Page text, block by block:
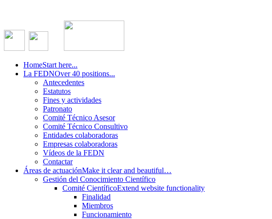
HomeStart here...
La FEDNOver 40 positions...
Antecedentes
Estatutos
Fines y actividades
Patronato
Comité Técnico Asesor
Comité Técnico Consultivo
Entidades colaboradoras
Empresas colaboradoras
Vídeos de la FEDN
Contactar
Áreas de actuaciónMake it clear and beautiful…
Gestión del Conocimiento Científico
Comité CientíficoExtend website functionality
Finalidad
Miembros
Funcionamiento